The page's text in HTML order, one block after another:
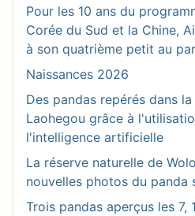
Pour les 10 ans du
Corée du Sud et la Chine,
à son quatrième petit au
Naissances 2026
Des pandas repérés dans
Laohegou grâce à
l'intelligence artificielle
La réserve naturelle de
nouvelles photos du panda
Trois pandas aperçus les 7,